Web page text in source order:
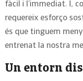
fàcil i l’immediat. I,
requereix esforço
és que tinguem
entrenat la nostra
Un entorn